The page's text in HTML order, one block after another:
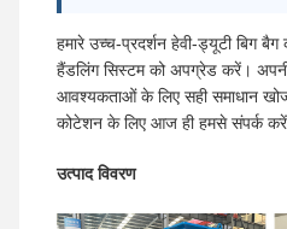
हमारे उच्च-प्रदर्शन हेवी-ड्यूटी बिग
हैंडलिंग सिस्टम को अपग्रेड करें।
आवश्यकताओं के लिए सही समाधान
कोटेशन के लिए आज ही हमसे संपर्क
उत्पाद विवरण